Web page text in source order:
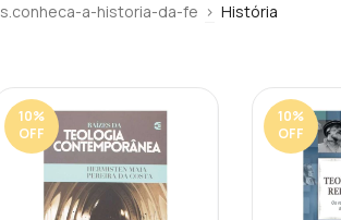
a-historia-da-fe > História
10%
OFF
10%
OFF